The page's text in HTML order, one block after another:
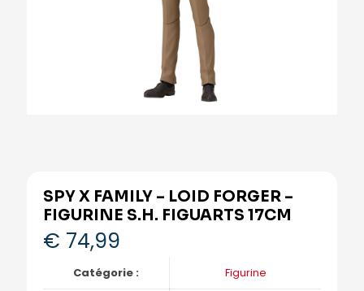
SPY X FAMILY – LOID FORGER –
FIGURINE S.H. FIGUARTS 17CM
€ 74,99
Catégorie : Figurine